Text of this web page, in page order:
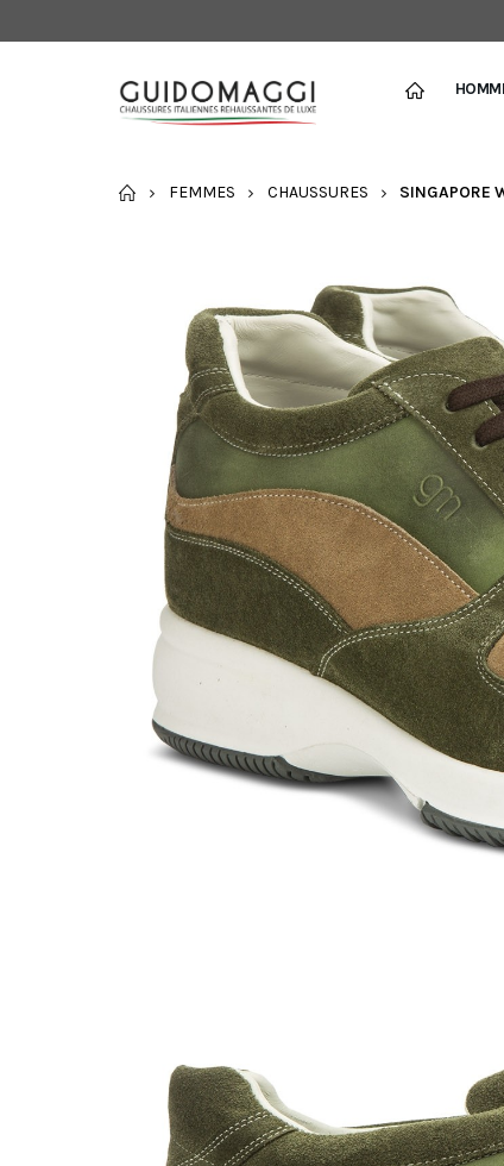
ACCUEIL
FEMMES CHAUSSURES SINGAPORE